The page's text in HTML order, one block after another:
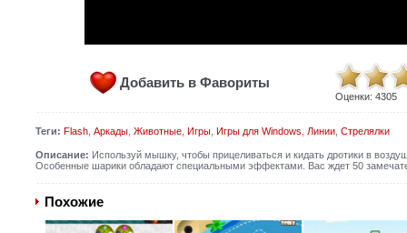
Добавить в Фавориты
Оценки: 4305
Теги: Flash, Аркады, Животные, Игры, Игры для Windows Линии, Стрелялки
Описание: Используй мышку, чтобы прицеливаться и кидать дротики в
Особенные шарики обладают специальными эффектами. Вас ждет 50
Похожие